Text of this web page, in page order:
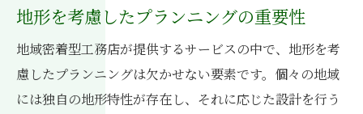
地形を考慮したプランニングの重要性
地域密着型工務店が提供するサービスの中で、地形を考
慮したプランニングは欠かせない要素です。個々の地域
には独自の地形特性が存在し、それに応じた設計を行う